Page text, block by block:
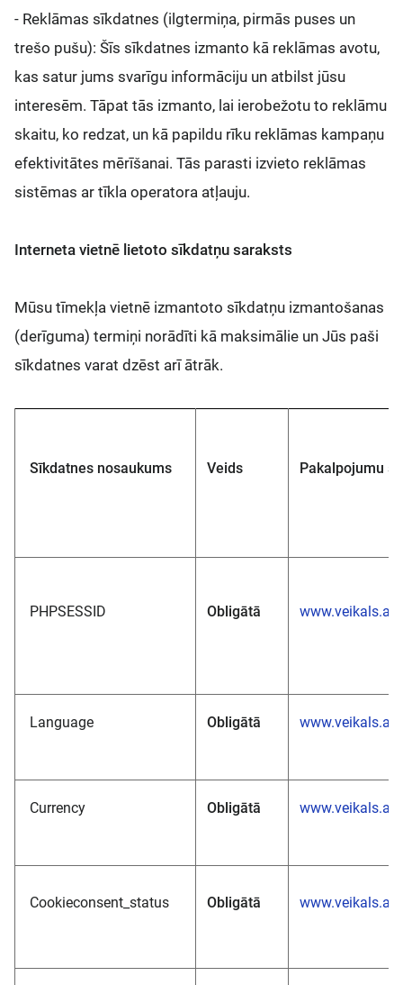
- Reklāmas sīkdatnes (ilgtermiņa, pirmās puses un
trešo pušu): Šīs sīkdatnes izmanto kā reklāmas avotu,
kas satur jums svarīgu informāciju un atbilst jūsu
interesēm. Tāpat tās izmanto, lai ierobežotu to reklāmu
skaitu, ko redzat, un kā papildu rīku reklāmas kampaņu
efektivitātes mērīšanai. Tās parasti izvieto reklāmas
sistēmas ar tīkla operatora atļauju.
Interneta vietnē lietoto sīkdatņu saraksts
Mūsu tīmekļa vietnē izmantoto sīkdatņu izmantošanas
(derīguma) termiņi norādīti kā maksimālie un Jūs paši
sīkdatnes varat dzēst arī ātrāk.
Sīkdatnes nosaukums Veids Pakalpojumu
PHPSESSID Obligātā
Language Obligātā
Currency Obligātā
Cookieconsent_status Obligātā